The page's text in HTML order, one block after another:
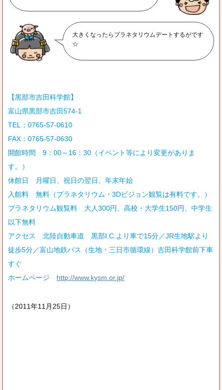
大きくなったらプラネタリウムデートするがです
☆
【黒部市吉田科学館】
富山県黒部市吉田574-1
TEL：0765-57-0610
FAX：0765-57-0630
開館時間 9：00～16：30（イベント等により変更がありま
す。）
休館日 月曜日、祝日の翌日、年末年始
入館料 無料（プラネタリウム・3Dビジョン観覧は有料です。）
プラネタリウム観覧料 大人300円、高校・大学生150円、中学生
以下無料
アクセス 北陸自動車道 黒部I.C.より車で15分／JR生地駅より
徒歩5分／富山地鉄バス（生地・三日市循環線）吉田科学館前下車
すぐ
ホームページ http://www.kysm.or.jp/
（2011年11月25日）